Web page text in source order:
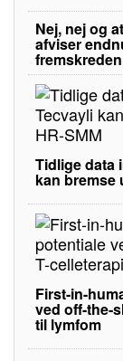
Nej, nej og
afviser
Tidlige data
kan bremse
First-in-
ved off-the-
til lymfom